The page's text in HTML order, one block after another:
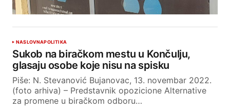
NASLOVNAPOLITIKA
Sukob na biračkom mestu u Končulju,
glasaju osobe koje nisu na spisku
Piše: N. Stevanović Bujanovac, 13. novembar 2022.
(foto arhiva) – Predstavnik opozicione Alternative
za promene u biračkom odboru…